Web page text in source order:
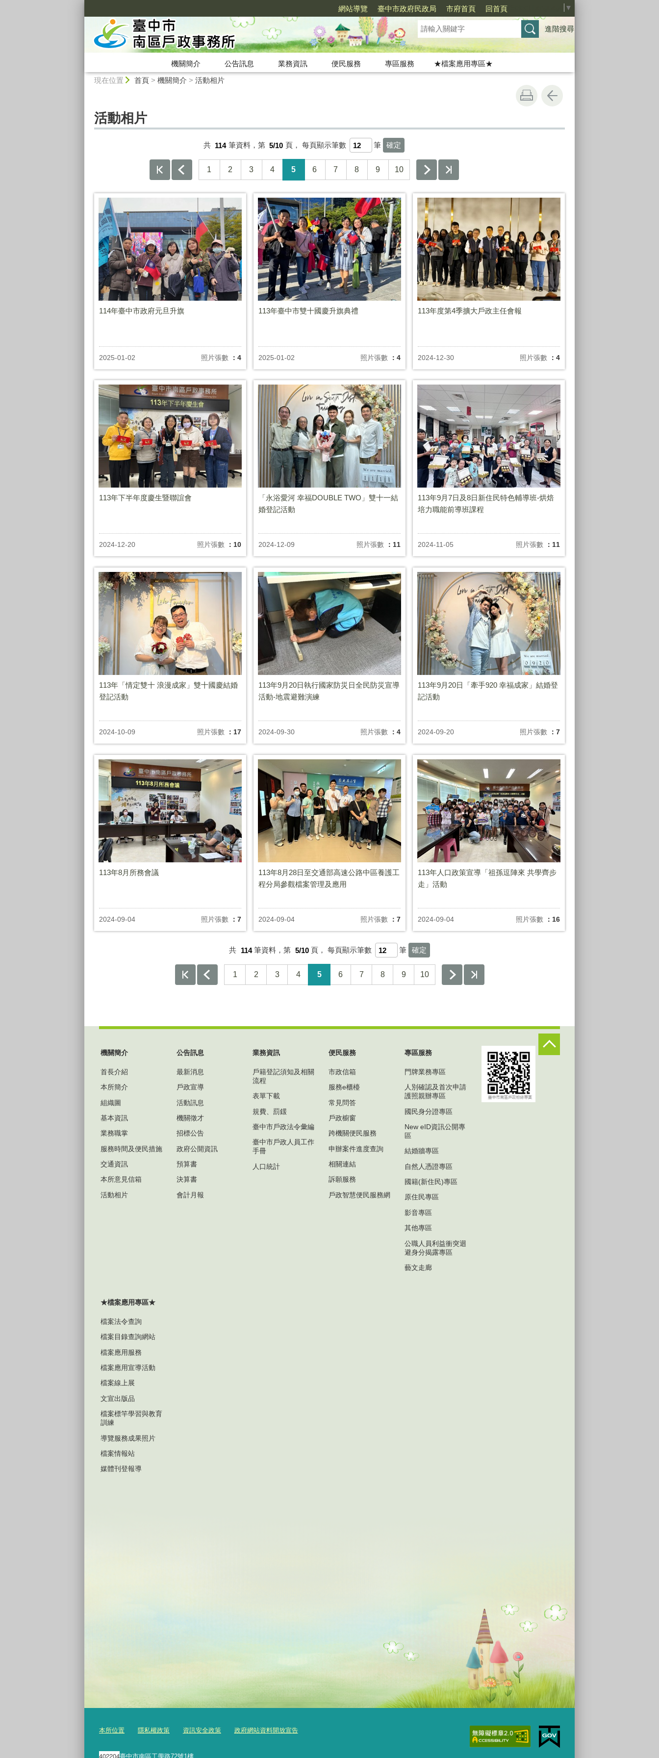
網站導覽 臺中市政府民政局 市府首頁 回首頁 ▼
進階搜尋
機關簡介 公告訊息 業務資訊 便民服務 專區服務
★檔案應用專區★
現在位置 首頁> 機關簡介 > 活動相片
活動相片
共 114 筆資料，第 5/10 頁， 每頁顯示筆數 筆
1 2 3 4 5 6 7 8 9 10
114年臺中市政府元旦升旗
2025-01-02 照片張數 ：4
113年臺中市雙十國慶升旗典禮
2025-01-02 照片張數 ：4
113年度第4季擴大戶政主任會報
2024-12-30 照片張數 ：4
113年下半年度慶生暨聯誼會
2024-12-20 照片張數 ：10
「永浴愛河 幸福DOUBLE TWO」雙十一結
婚登記活動
2024-12-09 照片張數 ：11
113年9月7日及8日新住民特色輔導班-烘焙
培力職能前導班課程
2024-11-05 照片張數 ：11
113年「情定雙十 浪漫成家」雙十國慶結婚
登記活動
2024-10-09 照片張數 ：17
113年9月20日執行國家防災日全民防災宣導
活動-地震避難演練
2024-09-30 照片張數 ：4
113年9月20日「牽手920 幸福成家」結婚登
記活動
2024-09-20 照片張數 ：7
113年8月所務會議
2024-09-04 照片張數 ：7
113年8月28日至交通部高速公路中區養護工
程分局參觀檔案管理及應用
2024-09-04 照片張數 ：7
113年人口政策宣導「祖孫逗陣來 共學齊步
走」活動
2024-09-04 照片張數 ：16
共 114 筆資料，第 5/10 頁， 每頁顯示筆數 筆
1 2 3 4 5 6 7 8 9 10
機關簡介
首長介紹
本所簡介
組織圖
基本資訊
業務職掌
服務時間及便民措施
交通資訊
本所意見信箱
活動相片
公告訊息
最新消息
戶政宣導
活動訊息
機關徵才
招標公告
政府公開資訊
預算書
決算書
會計月報
業務資訊
戶籍登記須知及相關
流程
表單下載
規費、罰鍰
臺中市戶政法令彙編
臺中市戶政人員工作
手冊
人口統計
便民服務
市政信箱
服務e櫃檯
常見問答
戶政櫥窗
跨機關便民服務
申辦案件進度查詢
相關連結
訴願服務
戶政智慧便民服務網
專區服務
門牌業務專區
人別確認及首次申請
護照親辦專區
國民身分證專區
New eID資訊公開專
區
結婚牆專區
自然人憑證專區
國籍(新住民)專區
原住民專區
影音專區
其他專區
公職人員利益衝突迴
避身分揭露專區
藝文走廊
★檔案應用專區★
檔案法令查詢
檔案目錄查詢網站
檔案應用服務
檔案應用宣導活動
檔案線上展
文宣出版品
檔案標竿學習與教育
訓練
導覽服務成果照片
檔案情報站
媒體刊登報導
本所位置 隱私權政策 資訊安全政策 政府網站資料開放宣告
402204臺中市南區工學路72號1樓